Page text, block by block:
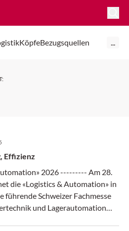
KöpfeBezugsquellen ...
:
Effizienz
2026 --------- Am 28.
die «Logistics & Automation» in
führende Schweizer Fachmesse
und Lagerautomation